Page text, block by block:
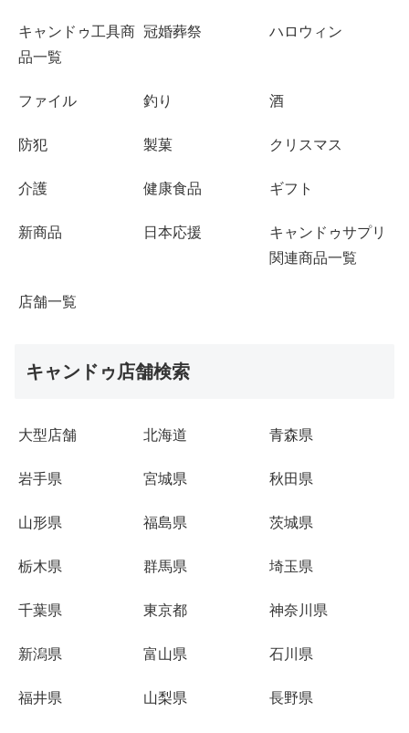
キャンドゥ工具商
品一覧
冠婚葬祭 ハロウィン
ファイル 釣り 酒
防犯 製菓 クリスマス
介護 健康食品 ギフト
新商品 日本応援
キャンドゥサプリ
関連商品一覧
店舗一覧
キャンドゥ店舗検索
大型店舗 北海道 青森県
岩手県 宮城県 秋田県
山形県 福島県 茨城県
栃木県 群馬県 埼玉県
千葉県 東京都 神奈川県
新潟県 富山県 石川県
福井県 山梨県 長野県